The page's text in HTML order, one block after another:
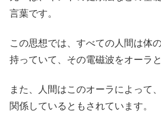
言葉です。
この思想では、すべての人間は体
持っていて、その電磁波をオーラ
また、人間はこのオーラによって
関係しているともされています。